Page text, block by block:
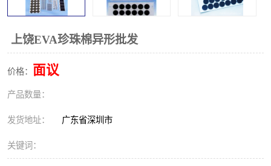
上饶EVA珍珠棉异形批发
价格： 面议
产品数量：
发货地址： 广东省深圳市
关键词：